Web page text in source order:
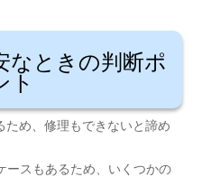
なときの判断ポ
ト
め、修理もできないと諦め
ースもあるため、いくつかの